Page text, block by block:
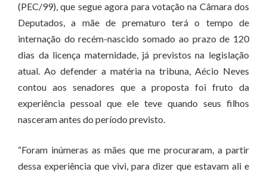
(PEC/99), que segue agora para votação na Câmara dos
Deputados, a mãe de prematuro terá o tempo de
internação do recém-nascido somado ao prazo de 120
dias da licença maternidade, já previstos na legislação
atual. Ao defender a matéria na tribuna, Aécio Neves
contou aos senadores que a proposta foi fruto da
experiência pessoal que ele teve quando seus filhos
nasceram antes do período previsto.
“Foram inúmeras as mães que me procuraram, a partir
dessa experiência que vivi, para dizer que estavam ali e